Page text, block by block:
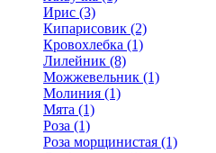
Ирис (3)
Кипарисовик (2)
Кровохлебка (1)
Лилейник (8)
Можжевельник (1)
Молиния (1)
Мята (1)
Роза (1)
Роза морщинистая (1)